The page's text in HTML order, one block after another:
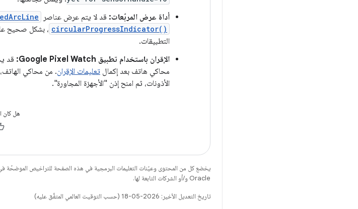
أداة عرض المربّعات: قد لا يتم عرض عناصر
circularProgressIndicator()
التطبيقات.
الإقران باستخدام تطبيق Google Pixel Watch:
محاكي هاتف بعد إكمال تعليمات الإقران
الأذونات، ثم امنح إذن "الأجهزة المجاورة".
هل كان
يخضع كل من المحتوى وعيّنات التعليمات البرمجية في هذه الصفحة للتراخيص الموضحّة
Oracle و/أو الشركات التابعة لها.
تاريخ التعديل الأخير: 2026-05-18 (حسب التوقيت العالمي المتفَّق عليه)